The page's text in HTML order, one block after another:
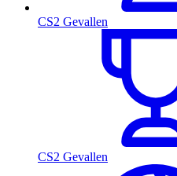
CS2 Gevallen
CS2 Gevallen